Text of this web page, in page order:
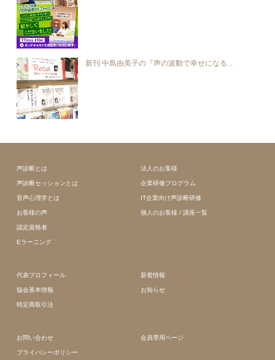
新刊 中島由美子の『声の波動で幸せになる...
声診断とは
声診断セッションとは
音声心理学とは
お客様の声
認定資格者
Eラーニング
法人のお客様
企業研修プログラム
IT企業向け声診断研修
個人のお客様 / 講座一覧
代表プロフィール
協会基本情報
特定商取引法
新着情報
お知らせ
お問い合わせ
プライバシーポリシー
会員専用ページ